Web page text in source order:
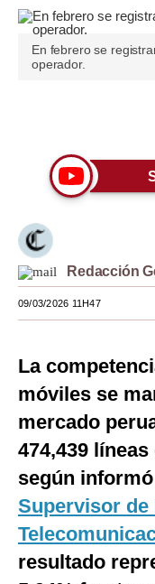
Editorial
Pregunta de hoy
Lujo
Moda
Estilos
EEUU
México
Internacional
Tecnología
Club del Suscriptor
Mix
En febrero se
operador.
Redacción
09/03/2026 11H47
La
móviles se
mercado
474,439
según
Supervisor de
resultado